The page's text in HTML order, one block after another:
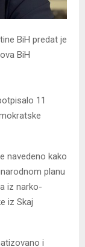
BiH predat je
BiH
11
navedeno kako
planu
iz narko-
iz Skaj
i